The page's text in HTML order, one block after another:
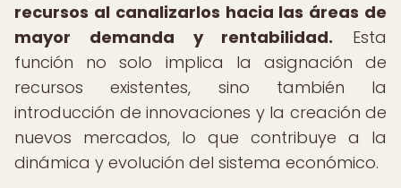
recursos al canalizarlos hacia las áreas de
mayor demanda y rentabilidad. Esta
función no solo implica la asignación de
recursos existentes, sino también la
introducción de innovaciones y la creación de
nuevos mercados, lo que contribuye a la
dinámica y evolución del sistema económico.